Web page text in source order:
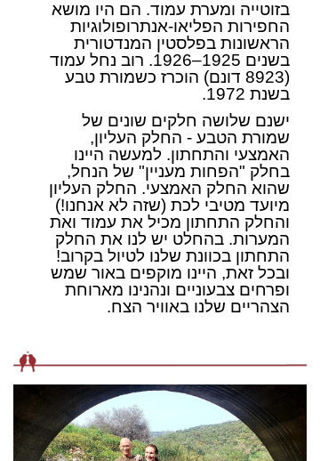
בזוטייה ומערת עמוד. הם היו מושא
החפירות הפליאו-אנתרופולוגיות
הראשונות בפלסטין המנדטורית
בשנים 1925–1926. רוב נחל עמוד
(8923 דונם) הוכרז כשמורת טבע
בשנת 1972.
ישנם שלושה חלקים שונים של
שמורת הטבע - החלק העליון,
האמצעי והתחתון. למעשה היינו
בחלק "הפחות מעניין" של הנחל,
שהוא החלק האמצעי. החלק העליון
מיועד מטיבי לכת (שזה לא אנחנו!)
והחלק התחתון מכיל את עמוד ואת
המערות. בהחלט יש לנו את החלק
התחתון בכוונת שלנו לטיול בקרוב!
ובכל זאת, היינו מוקפים באור שמש
ופרחים צבעוניים ונהנינו מארוחת
הצהריים שלנו באוויר הצח.